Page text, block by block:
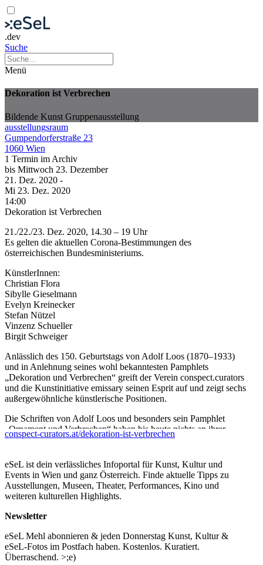
.dev
Suche
Menü
Dekoration ist Verbrechen
Bildende Kunst Gruppenausstellung
ausstellungsraum
Gumpendorferstraße 23
1060 Wien
1 Termin im Archiv
bis Mittwoch 23. Dezember
21. Dez. 2020 -
Mi 23. Dez. 2020
14:00
Dekoration ist Verbrechen
21./22./23. Dez. 2020, 14.30 – 19 Uhr
Es gelten die aktuellen Corona-Bestimmungen des
österreichischen Bundesministeriums.
KünstlerInnen:
Christian Flora
Sibylle Gieselmann
Evelyn Kreinecker
Stefan Nützel
Vinzenz Schueller
Birgit Schweiger
Anlässlich des 150. Geburtstags von Adolf Loos (1870–1933)
und in Anlehnung seines wohl bekanntesten Pamphlets
„Dekoration und Verbrechen“ greift der Verein conspect.curators
und die Kunstinitiative emissary seinen Esprit auf und zeigt sechs
außergewöhnliche künstlerische Positionen.
Die Schriften von Adolf Loos und besonders sein Pamphlet
„Ornament und Verbrechen“ haben bis heute nichts an ihrer
Aktualität verloren. Ihre oft polemische und vor allem ironische
weiterführende Diskussionen. Auch wenn seine Schriften von
den Zeitgenossen mit heftiger Ablehnung begegnet wurde – heute
beeindruckt Loos seine Leserschaft mit seiner kompromisslosen
Haltung dem Selbstverständnis Position zu beziehen und unbeirrt
seinen Weg zu gehen. Die Ausstellung ‚Dekoration ist
Verbrechen‘ möchte diesen Esprit anhand des Mediums
aufgreifen und weiterführen.
Kuratorin: Silvia Müllegger
conspect-curators.at/dekoration-ist-verbrechen
eSeL ist dein verlässliches Infoportal für Kunst, Kultur und
Events in Wien und ganz Österreich. Finde aktuelle Tipps zu
Ausstellungen, Museen, Theater, Performances, Kino und
weiteren kulturellen Highlights.
Newsletter
eSeL Mehl abonnieren & jeden Donnerstag Kunst, Kultur &
eSeL-Fotos im Postfach haben. Kostenlos. Kuratiert.
Überraschend. >;e)